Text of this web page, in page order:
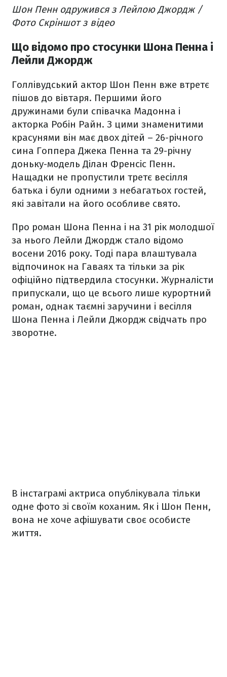
Шон Пенн одружився з Лейлою Джордж /
Фото Скріншот з відео
Що відомо про стосунки Шона Пенна і
Лейли Джордж
Голлівудський актор Шон Пенн вже втретє
пішов до вівтаря. Першими його
дружинами були співачка Мадонна і
акторка Робін Райн. З цими знаменитими
красунями він має двох дітей – 26-річного
сина Гоппера Джека Пенна та 29-річну
доньку-модель Ділан Френсіс Пенн.
Нащадки не пропустили третє весілля
батька і були одними з небагатьох гостей,
які завітали на його особливе свято.
Про роман Шона Пенна і на 31 рік молодшої
за нього Лейли Джордж стало відомо
восени 2016 року. Тоді пара влаштувала
відпочинок на Гаваях та тільки за рік
офіційно підтвердила стосунки. Журналісти
припускали, що це всього лише курортний
роман, однак таємні заручини і весілля
Шона Пенна і Лейли Джордж свідчать про
зворотне.
В інстаграмі актриса опублікувала тільки
одне фото зі своїм коханим. Як і Шон Пенн,
вона не хоче афішувати своє особисте
життя.